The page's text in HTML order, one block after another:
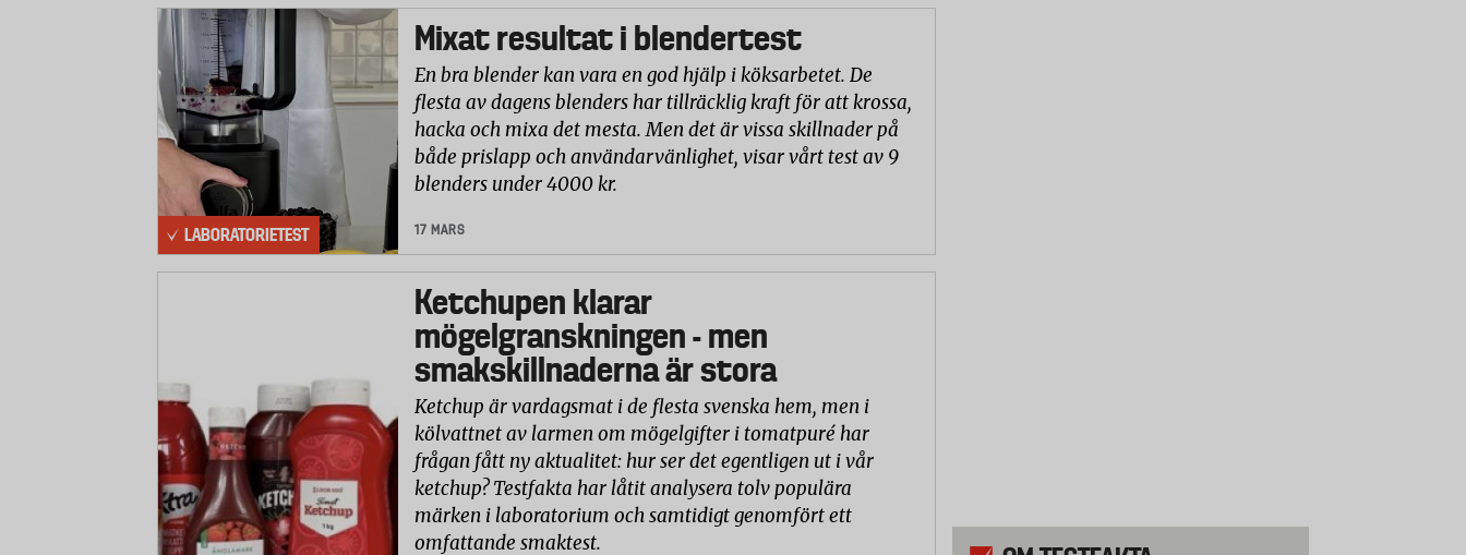
LABORATORIETEST
Mixat resultat i blendertest
En bra blender kan vara en god hjälp i köksarbetet. De
flesta av dagens blenders har tillräcklig kraft för att krossa,
hacka och mixa det mesta. Men det är vissa skillnader på
både prislapp och användarvänlighet, visar vårt test av 9
blenders under 4000 kr.
17 MARS
Ketchupen klarar
mögelgranskningen - men
smakskillnaderna är stora
Ketchup är vardagsmat i de flesta svenska hem, men i
kölvattnet av larmen om mögelgifter i tomatpuré har
frågan fått ny aktualitet: hur ser det egentligen ut i vår
ketchup? Testfakta har låtit analysera tolv populära
märken i laboratorium och samtidigt genomfört ett
omfattande smaktest.